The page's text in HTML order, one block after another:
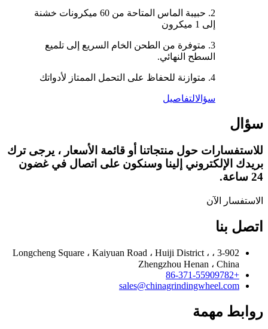
2. حبيبة الماس المتاحة من 60 ميكرونات خشنة
إلى 1 ميكرون
3. متوفرة من الطحن الخام السريع إلى تلميع
السطح النهائي.
4. متوازنة للحفاظ على التحمل الممتاز لأدواتك
سؤالالتفاصيل
سؤال
للاستفسارات حول منتجاتنا أو قائمة الأسعار ، يرجى ترك
بريدك الإلكتروني إلينا وسنكون على اتصال في غضون
24 ساعة.
الاستفسار الآن
اتصل بنا
3-902 ، Longcheng Square ، Kaiyuan Road ، Huiji District ،
Zhengzhou Henan ، China
+86-371-55909782
sales@chinagrindingwheel.com
روابط مهمة